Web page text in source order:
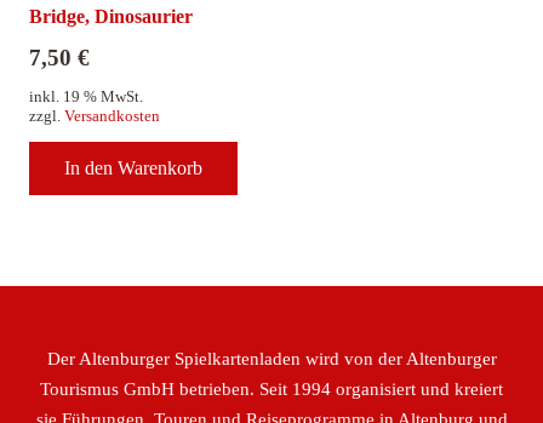
Bridge, Dinosaurier
7,50 €
inkl. 19 % MwSt.
zzgl. Versandkosten
In den Warenkorb
Der Altenburger Spielkartenladen wird von der Altenburger
Tourismus GmbH betrieben. Seit 1994 organisiert und kreiert